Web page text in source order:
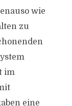
wie
zu
im
eine